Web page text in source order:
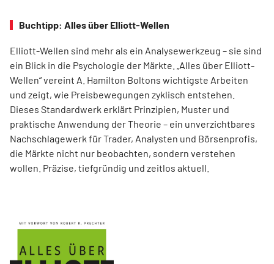
Buchtipp: Alles über Elliott-Wellen
Elliott-Wellen sind mehr als ein Analysewerkzeug – sie sind
ein Blick in die Psychologie der Märkte. „Alles über Elliott-
Wellen“ vereint A. Hamilton Boltons wichtigste Arbeiten
und zeigt, wie Preisbewegungen zyklisch entstehen.
Dieses Standardwerk erklärt Prinzipien, Muster und
praktische Anwendung der Theorie – ein unverzichtbares
Nachschlagewerk für Trader, Analysten und Börsenprofis,
die Märkte nicht nur beobachten, sondern verstehen
wollen. Präzise, tiefgründig und zeitlos aktuell.